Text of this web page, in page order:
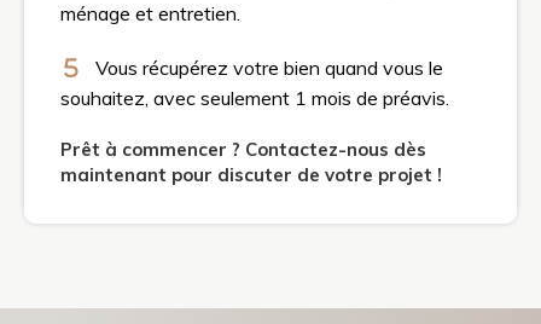
ménage et entretien.
Vous récupérez votre bien quand vous le
souhaitez, avec seulement 1 mois de préavis.
Prêt à commencer ? Contactez-nous dès
maintenant pour discuter de votre projet !